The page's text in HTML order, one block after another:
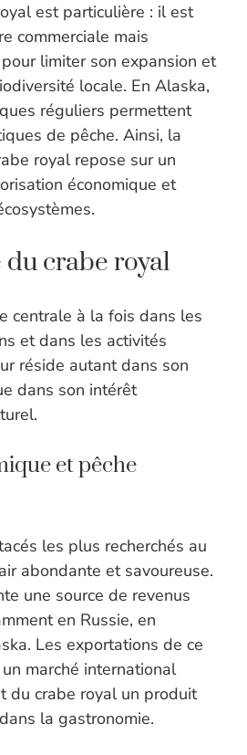
est particulière : il est
commerciale mais
limiter son expansion et
locale. En Alaska,
réguliers permettent
de pêche. Ainsi, la
royal repose sur un
économique et
crabe royal
centrale à la fois dans les
et dans les activités
réside autant dans son
dans son intérêt
et pêche
les plus recherchés au
abondante et savoureuse.
une source de revenus
en Russie, en
Les exportations de ce
marché international
du crabe royal un produit
la gastronomie.